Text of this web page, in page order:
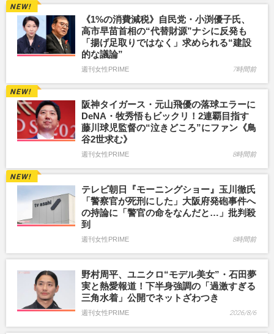
《1%の消費減税》自民党・小渕優子氏、
高市早苗首相の“代替財源”ナシに反発も
「揚げ足取りではなく」求められる“建設
的な議論”
週刊女性PRIME 7時間前
阪神タイガース・元山飛優の落球エラーに
DeNA・牧秀悟もビックリ！2連覇目指す
藤川球児監督の“泣きどころ”にファン《鳥
谷2世求む》
週刊女性PRIME 8時間前
テレビ朝日『モーニングショー』玉川徹氏
「警察官が死刑にした」大阪府発砲事件へ
の持論に「警官の命をなんだと…」批判殺
到
週刊女性PRIME 8時間前
野村周平、ユニクロ“モデル美女”・石田夢
実と熱愛報道！下半身強調の「過激すぎる
三角水着」公開でネットざわつき
週刊女性PRIME 2026/8/6